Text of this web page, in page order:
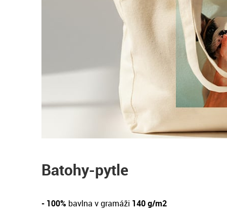
Batohy-pytle
- 100% bavlna v gramáži 140 g/m2